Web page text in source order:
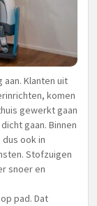
Klanten uit
komen
gewerkt gaan
gaan. Binnen
ook in
Stofzuigen
snoer en
pad. Dat